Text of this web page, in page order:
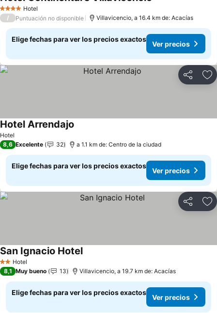
4 EstrellasHotel
/ Puntuación no disponible Villavicencio, a 16.4 km de: Acacías
Elige fechas para ver los precios exactos
Ver precios
Compartir
Hotel
Hotel Arrendajo
8,6 Excelente 32 a 1.1 km de: Centro de la ciudad
Elige fechas para ver los precios exactos
Ver precios
Compartir
2 Estrellas
Hotel
San Ignacio HotelVer precios
8,1 Muy bueno 13 Villavicencio, a 19.7 km de: Acacías
Elige fechas para ver los precios exactos
Ver precios